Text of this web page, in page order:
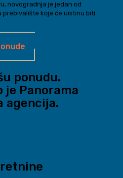
novogradnja je jedan od
prebivalište koje će uistinu biti
ponudu.
je Panorama
agencija.